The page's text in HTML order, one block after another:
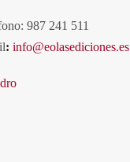
987 241 511
: info@eolasediciones.es